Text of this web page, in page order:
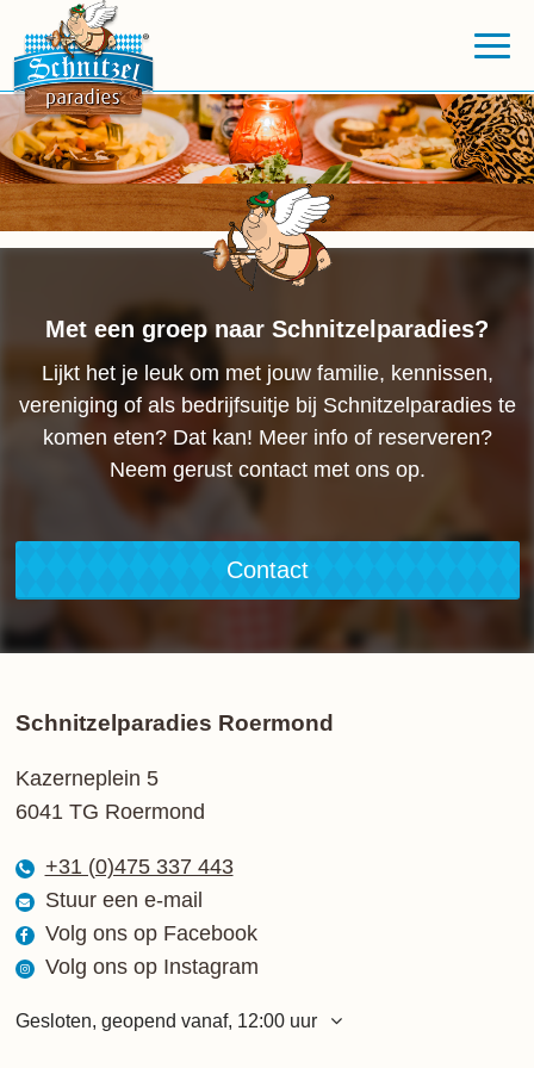
Met een groep naar Schnitzelparadies?
Lijkt het je leuk om met jouw familie, kennissen,
vereniging of als bedrijfsuitje bij Schnitzelparadies te
komen eten? Dat kan! Meer info of reserveren?
Neem gerust contact met ons op.
Contact
Schnitzelparadies Roermond
Kazerneplein 5
6041 TG Roermond
+31 (0)475 337 443
Stuur een e-mail
Volg ons op Facebook
Volg ons op Instagram
Gesloten, geopend vanaf, 12:00 uur